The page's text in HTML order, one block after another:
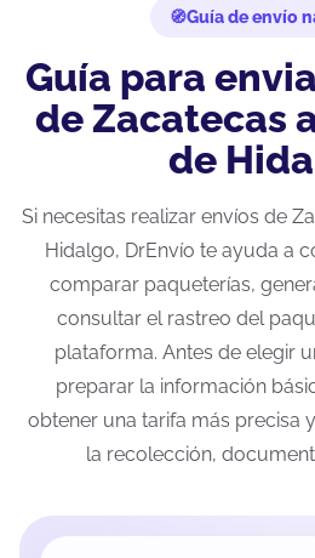
Guía de envío
Guía para
de Zacatecas
de
Si necesitas realizar envíos de
Hidalgo, DrEnvío te ayuda a
comparar paqueterías,
consultar el rastreo del
plataforma. Antes de elegir
preparar la información
obtener una tarifa más precisa
la recolección,